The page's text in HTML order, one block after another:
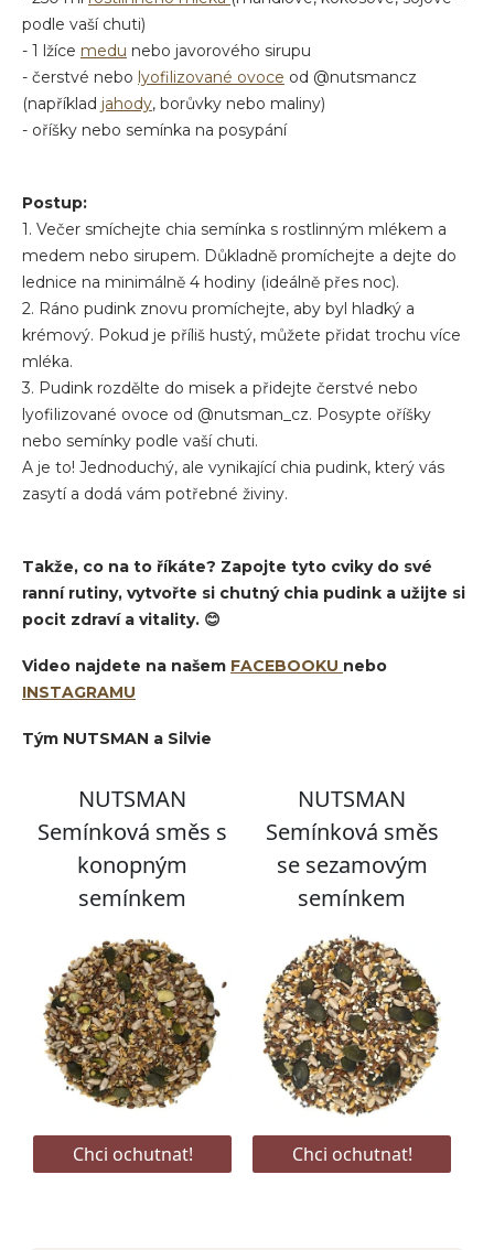
podle vaší chuti)
- 1 lžíce medu nebo javorového sirupu
- čerstvé nebo lyofilizované ovoce od @nutsmancz
(například jahody, borůvky nebo maliny)
- oříšky nebo semínka na posypání
Postup:
1. Večer smíchejte chia semínka s rostlinným mlékem a
medem nebo sirupem. Důkladně promíchejte a dejte do
lednice na minimálně 4 hodiny (ideálně přes noc).
2. Ráno pudink znovu promíchejte, aby byl hladký a
krémový. Pokud je příliš hustý, můžete přidat trochu více
mléka.
3. Pudink rozdělte do misek a přidejte čerstvé nebo
lyofilizované ovoce od @nutsman_cz. Posypte oříšky
nebo semínky podle vaší chuti.
A je to! Jednoduchý, ale vynikající chia pudink, který vás
zasytí a dodá vám potřebné živiny.
Takže, co na to říkáte? Zapojte tyto cviky do své
ranní rutiny, vytvořte si chutný chia pudink a užijte si
pocit zdraví a vitality. 😊
Video najdete na našem FACEBOOKU nebo
INSTAGRAMU
Tým NUTSMAN a Silvie